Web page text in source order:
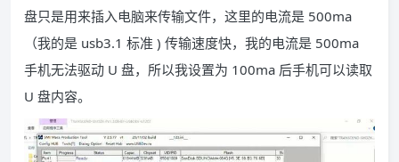
盘只是用来插入电脑来传输文件，这里的电流是 500ma
（我的是 usb3.1 标准 ) 传输速度快，我的电流是 500ma
手机无法驱动 U 盘，所以我设置为 100ma 后手机可以读取
U 盘内容。